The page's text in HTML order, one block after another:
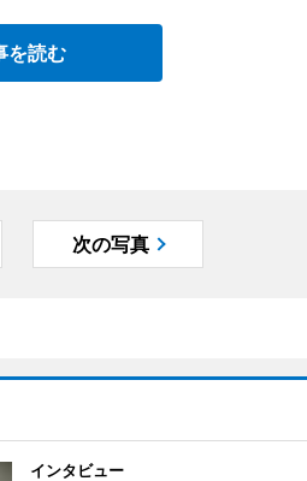
を読む
次の写真
インタビュー